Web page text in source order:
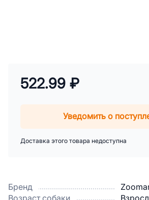
Бренд
Возраст собаки
522.99 ₽
Уведомить о
Доставка этого товара недоступна